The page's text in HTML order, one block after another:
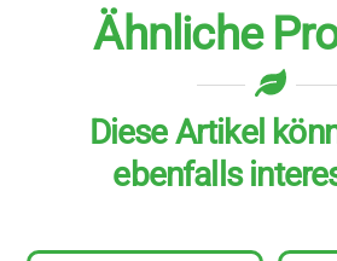
Ähnliche
Diese Artikel
ebenfalls